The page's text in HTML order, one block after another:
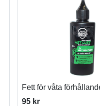
Fett för våta
95 kr